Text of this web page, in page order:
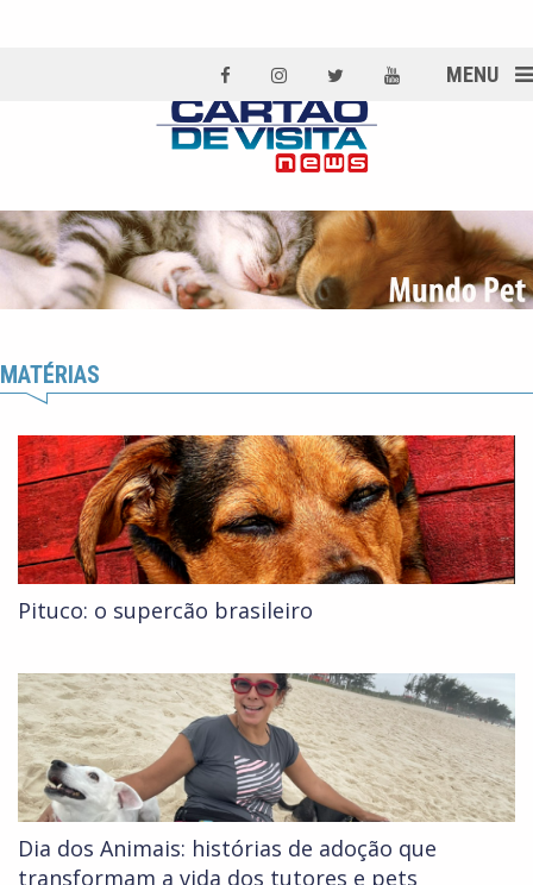
MENU
MATÉRIAS
Pituco: o supercão brasileiro
Dia dos Animais: histórias de adoção que
transformam a vida dos tutores e pets